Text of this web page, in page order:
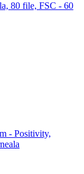
80 file, FSC - 60
- Positivity,